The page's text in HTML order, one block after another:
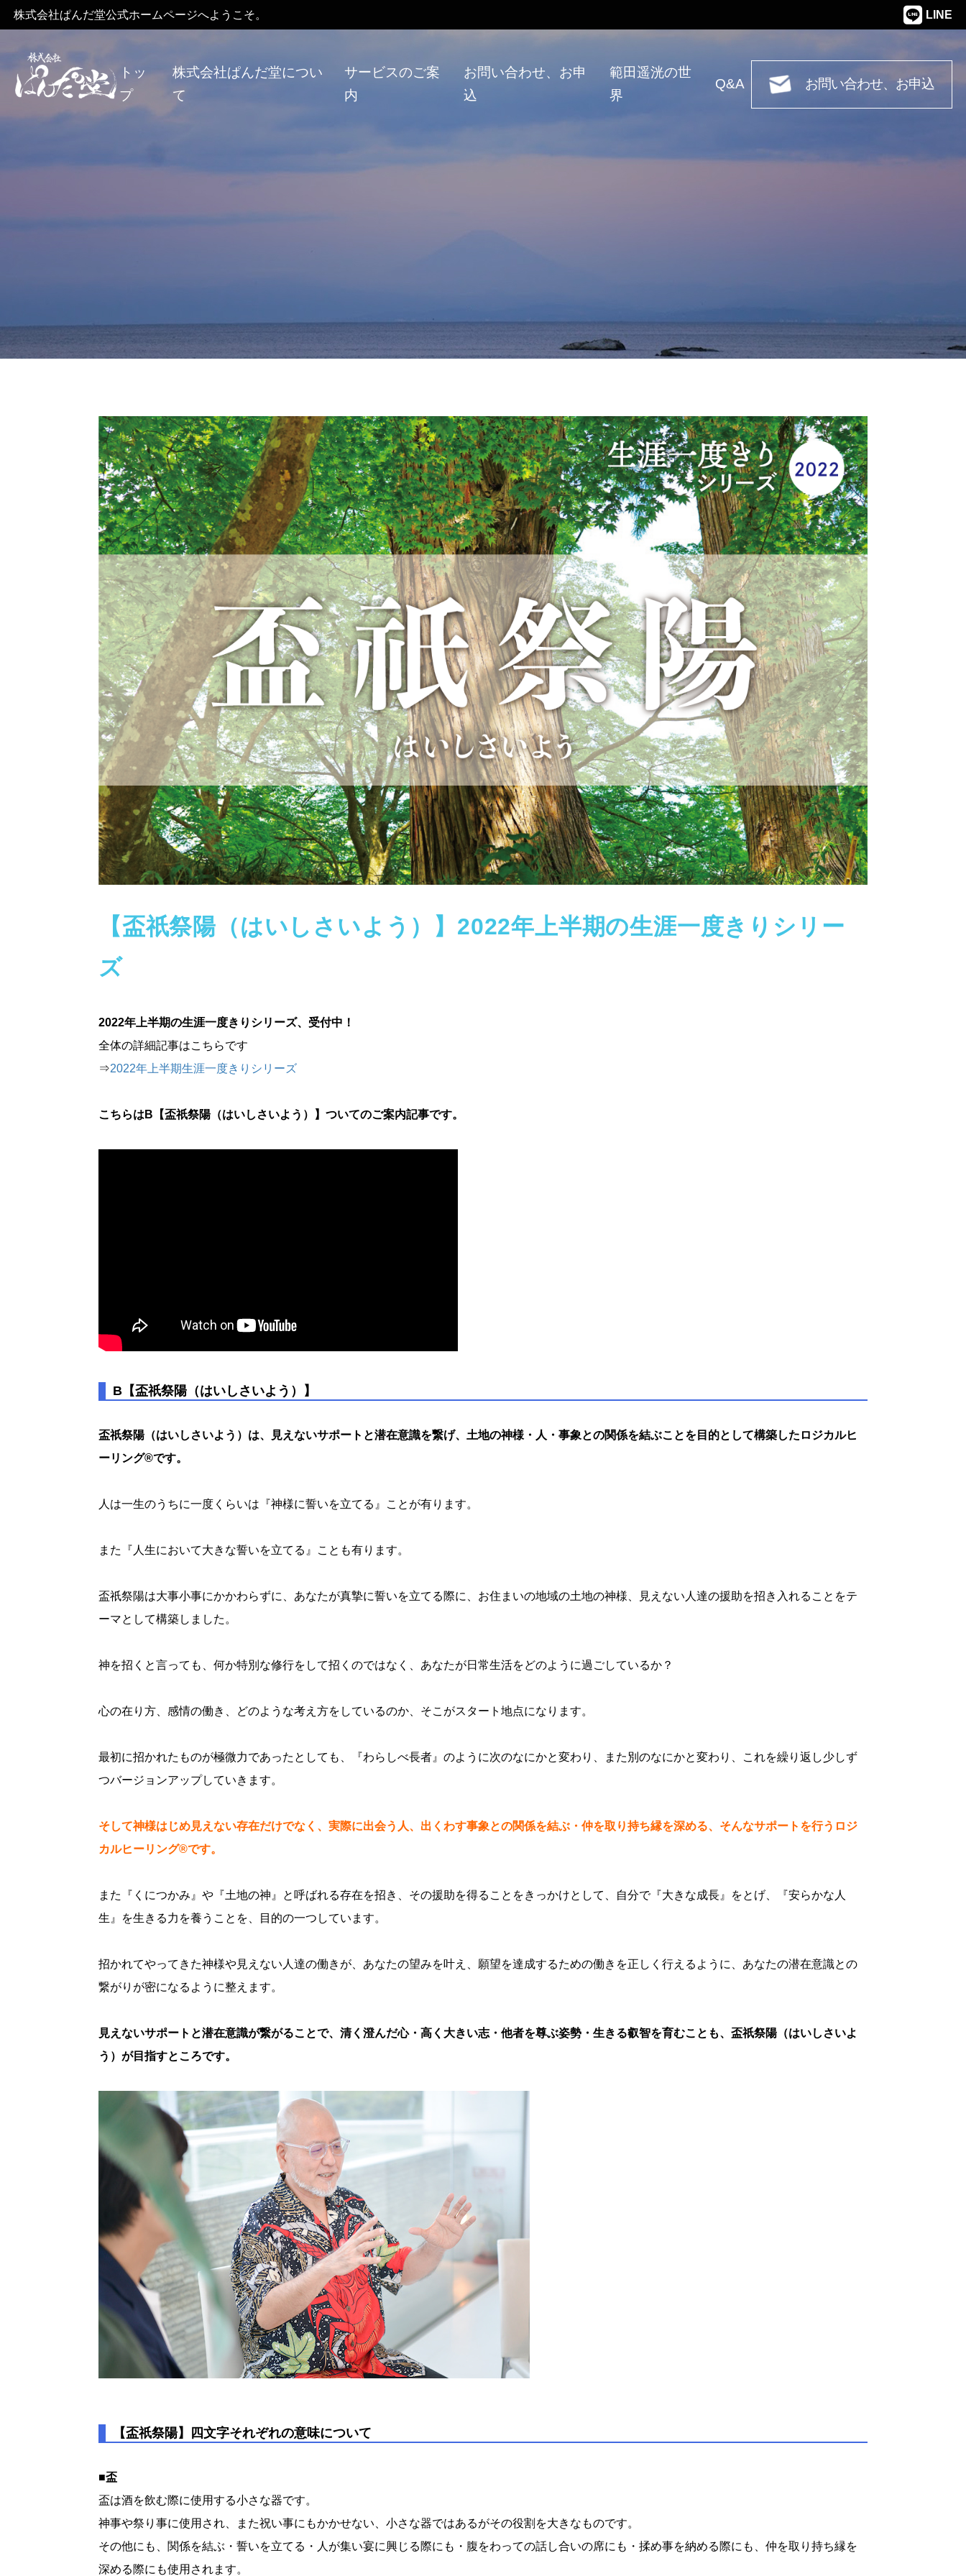
株式会社ぱんだ堂公式ホームページへようこそ。 LINE
トッ
プ
株式会社ぱんだ堂につい
て
サービスのご案
内
お問い合わせ、お申
込
範田遥洸の世
界
Q&A お問い合わせ、お申込
【盃祇祭陽（はいしさいよう）】2022年上半期の生涯一度きりシリー
ズ
2022年上半期の生涯一度きりシリーズ、受付中！
全体の詳細記事はこちらです
⇒2022年上半期生涯一度きりシリーズ
こちらはB【盃祇祭陽（はいしさいよう）】ついてのご案内記事です。
B【盃祇祭陽（はいしさいよう）】
盃祇祭陽（はいしさいよう）は、見えないサポートと潜在意識を繋げ、土地の神様・人・事象との関係を結ぶことを目的として構築したロジカルヒ
ーリング®️です。
人は一生のうちに一度くらいは『神様に誓いを立てる』ことが有ります。
また『人生において大きな誓いを立てる』ことも有ります。
盃祇祭陽は大事小事にかかわらずに、あなたが真摯に誓いを立てる際に、お住まいの地域の土地の神様、見えない人達の援助を招き入れることをテ
ーマとして構築しました。
神を招くと言っても、何か特別な修行をして招くのではなく、あなたが日常生活をどのように過ごしているか？
心の在り方、感情の働き、どのような考え方をしているのか、そこがスタート地点になります。
最初に招かれたものが極微力であったとしても、『わらしべ長者』のように次のなにかと変わり、また別のなにかと変わり、これを繰り返し少しず
つバージョンアップしていきます。
そして神様はじめ見えない存在だけでなく、実際に出会う人、出くわす事象との関係を結ぶ・仲を取り持ち縁を深める、そんなサポートを行うロジ
カルヒーリング®です。
また『くにつかみ』や『土地の神』と呼ばれる存在を招き、その援助を得ることをきっかけとして、自分で『大きな成長』をとげ、『安らかな人
生』を生きる力を養うことを、目的の一つしています。
招かれてやってきた神様や見えない人達の働きが、あなたの望みを叶え、願望を達成するための働きを正しく行えるように、あなたの潜在意識との
繋がりが密になるように整えます。
見えないサポートと潜在意識が繋がることで、清く澄んだ心・高く大きい志・他者を尊ぶ姿勢・生きる叡智を育むことも、盃祇祭陽（はいしさいよ
う）が目指すところです。
【盃祇祭陽】四文字それぞれの意味について
■盃
盃は酒を飲む際に使用する小さな器です。
神事や祭り事に使用され、また祝い事にもかかせない、小さな器ではあるがその役割を大きなものです。
その他にも、関係を結ぶ・誓いを立てる・人が集い宴に興じる際にも・腹をわっての話し合いの席にも・揉め事を納める際にも、仲を取り持ち縁を
深める際にも使用されます。